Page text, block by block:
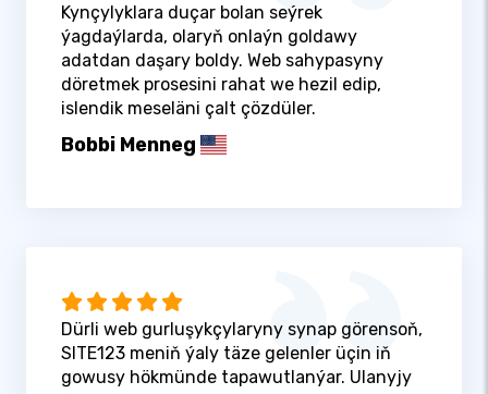
Kynçylyklara duçar bolan seýrek
ýagdaýlarda, olaryň onlaýn goldawy
adatdan daşary boldy. Web sahypasyny
döretmek prosesini rahat we hezil edip,
islendik meseläni çalt çözdüler.
Bobbi Menneg
Dürli web gurluşykçylaryny synap görensoň,
SITE123 meniň ýaly täze gelenler üçin iň
gowusy hökmünde tapawutlanýar. Ulanyjy